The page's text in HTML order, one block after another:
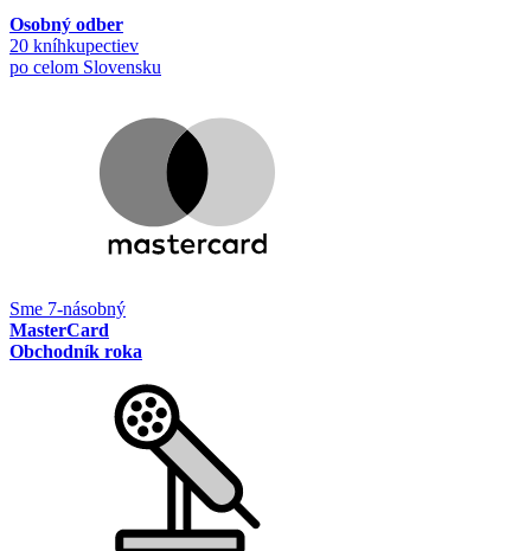
Osobný odber
20 kníhkupectiev
po celom Slovensku
Sme 7-násobný
MasterCard
Obchodník roka